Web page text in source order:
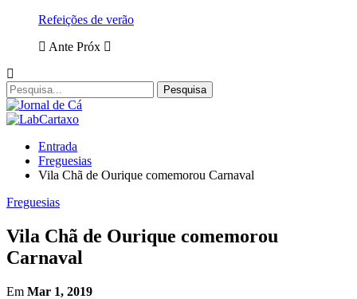
Refeições de verão
Ante Próx
Entrada
Freguesias
Vila Chã de Ourique comemorou Carnaval
Freguesias
Vila Chã de Ourique comemorou
Carnaval
Em Mar 1, 2019